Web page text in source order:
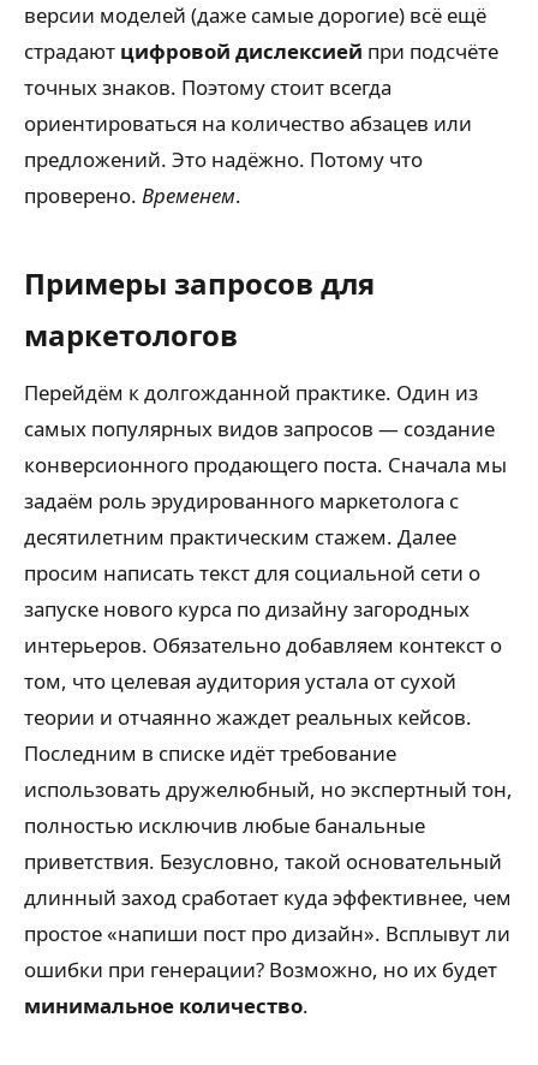
версии моделей (даже самые дорогие) всё ещё
страдают цифровой дислексией при подсчёте
точных знаков. Поэтому стоит всегда
ориентироваться на количество абзацев или
предложений. Это надёжно. Потому что
проверено. Временем.
Примеры запросов для
маркетологов
Перейдём к долгожданной практике. Один из
самых популярных видов запросов — создание
конверсионного продающего поста. Сначала мы
задаём роль эрудированного маркетолога с
десятилетним практическим стажем. Далее
просим написать текст для социальной сети о
запуске нового курса по дизайну загородных
интерьеров. Обязательно добавляем контекст о
том, что целевая аудитория устала от сухой
теории и отчаянно жаждет реальных кейсов.
Последним в списке идёт требование
использовать дружелюбный, но экспертный тон,
полностью исключив любые банальные
приветствия. Безусловно, такой основательный
длинный заход сработает куда эффективнее, чем
простое «напиши пост про дизайн». Всплывут ли
ошибки при генерации? Возможно, но их будет
минимальное количество.